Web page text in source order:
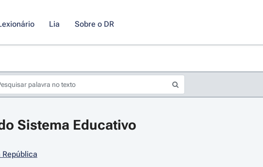
Lia Sobre o DR
Sistema Educativo
República